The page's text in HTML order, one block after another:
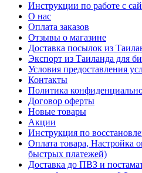
Инструкции по работе с
О нас
Оплата заказов
Отзывы о магазине
Доставка посылок из
Экспорт из Таиланда для
Условия предоставления
Контакты
Политика
Договор оферты
Новые товары
Акции
Инструкция по
Оплата товара, Настройка
быстрых платежей)
Доставка до ПВЗ и